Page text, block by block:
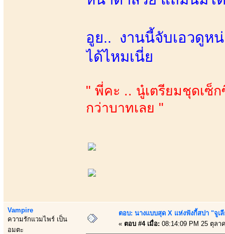
อูย.. งานนี้จับเอวดูห
ได้ไหมเนี่ย
" พี่คะ .. นู๋เตรียมชุดเซ็
กว่าบาทเลย "
Vampire
ความรักแวมไพร์ เป็น
อมตะ
ตอบ: นางแบบสุด X แห่งฟังกี้สปา "จูเ
« ตอบ #4 เมื่อ: 08:14:09 PM 25 ตุลา